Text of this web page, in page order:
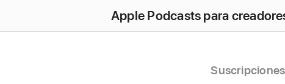
Apple Podcasts para
Suscripciones